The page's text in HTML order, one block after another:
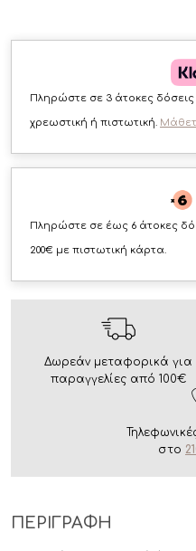
Πληρώστε σε 3 άτοκες
χρεωστική ή πιστωτική.
Πληρώστε σε έως 6 άτοκες
200€ με πιστωτική κάρτα.
Δωρεάν μεταφορικά για
παραγγελίες από 100€
στο
ΠΕΡΙΓΡΑΦΗ